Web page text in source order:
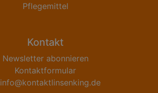
Pflegemittel
Kontakt
Newsletter abonnieren
Kontaktformular
info@kontaktlinsenking.de